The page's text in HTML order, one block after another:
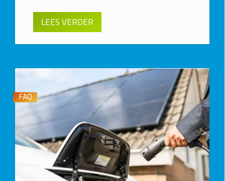
LEES VERDER
FAQ